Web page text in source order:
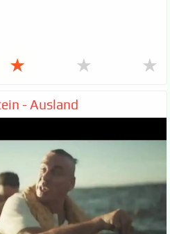
★ ★ ★
- Ausland